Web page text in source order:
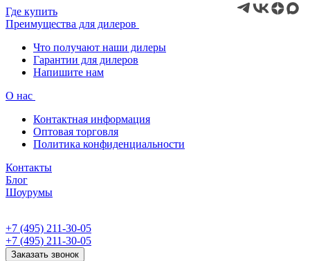
Где купить
Преимущества для дилеров
Что получают наши дилеры
Гарантии для дилеров
Напишите нам
О нас
Контактная информация
Оптовая торговля
Политика конфиденциальности
Контакты
Блог
Шоурумы
+7 (495) 211-30-05
+7 (495) 211-30-05
Заказать звонок